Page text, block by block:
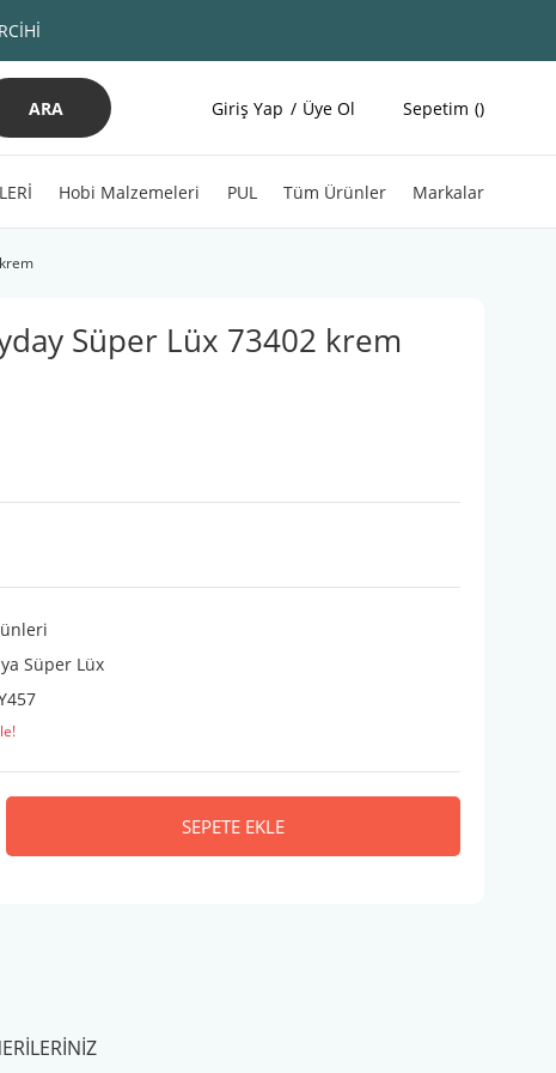
ARA Giriş Yap Üye Ol Sepetim
Hobi Malzemeleri PUL Tüm Ürünler Markalar
Süper Lüx 73402 krem
Süper Lüx
SEPETE EKLE